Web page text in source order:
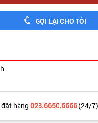
GỌI LẠI CHO TÔI
đặt hàng028.6650.6666 (24/7)